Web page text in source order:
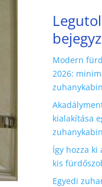
Modern
2026:
kialakítása
Így hozza ki
kis
Egyedi